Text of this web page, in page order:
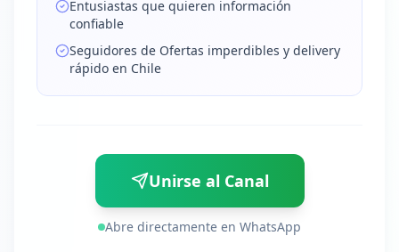
Entusiastas que quieren información
confiable
Seguidores de Ofertas imperdibles y delivery
rápido en Chile
Unirse al Canal
Abre directamente en WhatsApp